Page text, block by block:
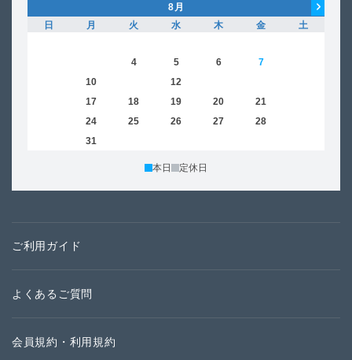
8月
日
月 火 水 木 金
土
4 5 6 7
10 12
17 18 19 20 21
24 25 26 27 28
31
本日 定休日
ご利用ガイド
よくあるご質問
会員規約・利用規約